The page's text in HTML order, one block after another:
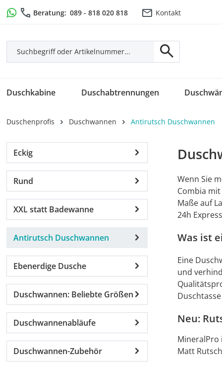
Hauptinhalt springen
Zur Suche springen
Zur Hauptnavigation springen
Beratung: 089 - 818 020 818 Kontakt
Duschkabine Duschabtrennungen
Duschenprofis Duschwannen Antirutsch Duschwannen
Eckig
Rund
XXL statt Badewanne
Antirutsch Duschwannen
Ebenerdige Dusche
Duschwannen: Beliebte Größen
Duschwannenabläufe
Duschwannen-Zubehör
Wenn Sie
Combia
Maße auf
24h
Was ist
Eine
und
Neu:
MineralPro
Matt